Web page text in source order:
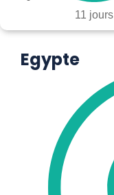
11 jours
Egypte